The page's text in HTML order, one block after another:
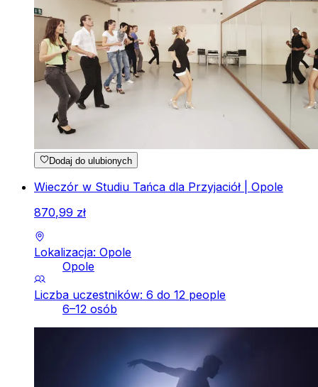
Dodaj do ulubionych
Wieczór w Studiu Tańca dla Przyjaciół | Opole
870,99 zł
Lokalizacja: Opole
Opole
Liczba uczestników: 6 do 12 people
6–12 osób